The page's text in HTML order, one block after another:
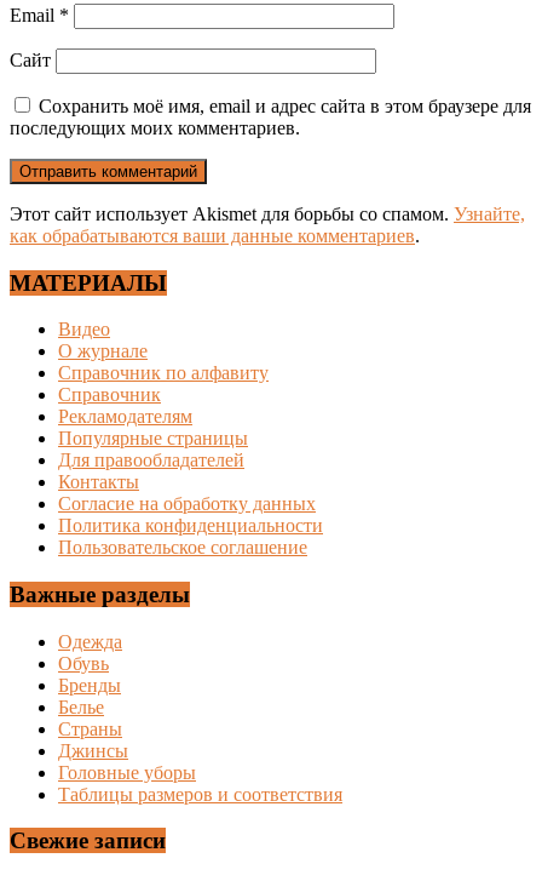
Email *
Сайт
Сохранить моё имя, email и адрес сайта в этом браузере для
последующих моих комментариев.
Этот сайт использует Akismet для борьбы со спамом. Узнайте,
как обрабатываются ваши данные комментариев.
МАТЕРИАЛЫ
Видео
О журнале
Справочник по алфавиту
Справочник
Рекламодателям
Популярные страницы
Для правообладателей
Контакты
Согласие на обработку данных
Политика конфиденциальности
Пользовательское соглашение
Важные разделы
Одежда
Обувь
Бренды
Белье
Страны
Джинсы
Головные уборы
Таблицы размеров и соответствия
Свежие записи